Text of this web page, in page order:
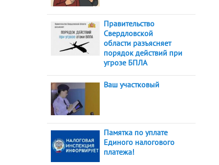
Правительство
Свердловской
области разъясняет
порядок действий при
угрозе БПЛА
Ваш участковый
Памятка по уплате
Единого налогового
платежа!